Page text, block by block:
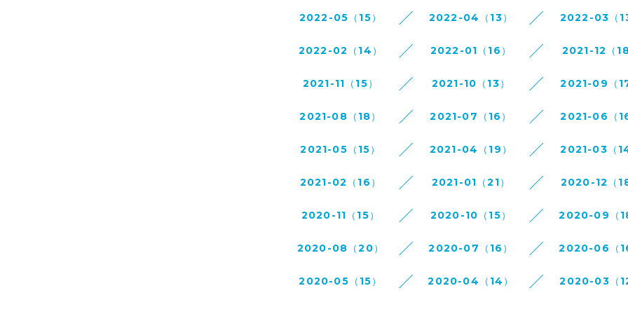
2022-05（15） 2022-04（13） 2022-03（13
2022-02（14） 2022-01（16） 2021-12（18
2021-11（15） 2021-10（13） 2021-09（17
2021-08（18） 2021-07（16） 2021-06（16
2021-05（15） 2021-04（19） 2021-03（14
2021-02（16） 2021-01（21） 2020-12（18
2020-11（15） 2020-10（15） 2020-09（
2020-08（20） 2020-07（16） 2020-06（
2020-05（15） 2020-04（14） 2020-03（12